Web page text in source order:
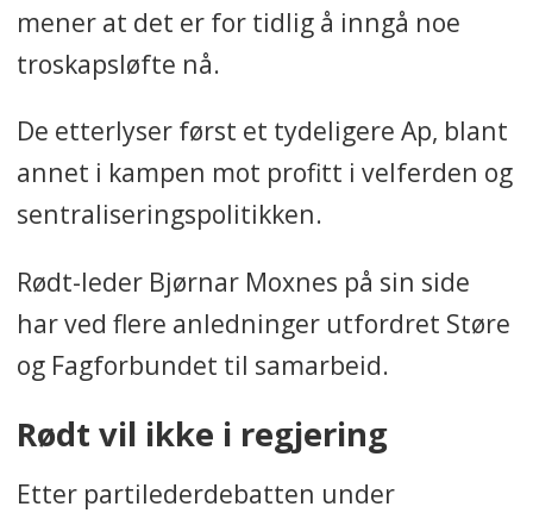
mener at det er for tidlig å inngå noe
troskapsløfte nå.
De etterlyser først et tydeligere Ap, blant
annet i kampen mot profitt i velferden og
sentraliseringspolitikken.
Rødt-leder Bjørnar Moxnes på sin side
har ved flere anledninger utfordret Støre
og Fagforbundet til samarbeid.
Rødt vil ikke i regjering
Etter partilederdebatten under